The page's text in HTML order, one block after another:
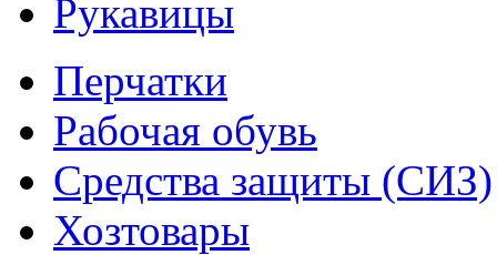
Рукавицы
Перчатки
Рабочая обувь
Средства защиты (СИЗ)
Хозтовары